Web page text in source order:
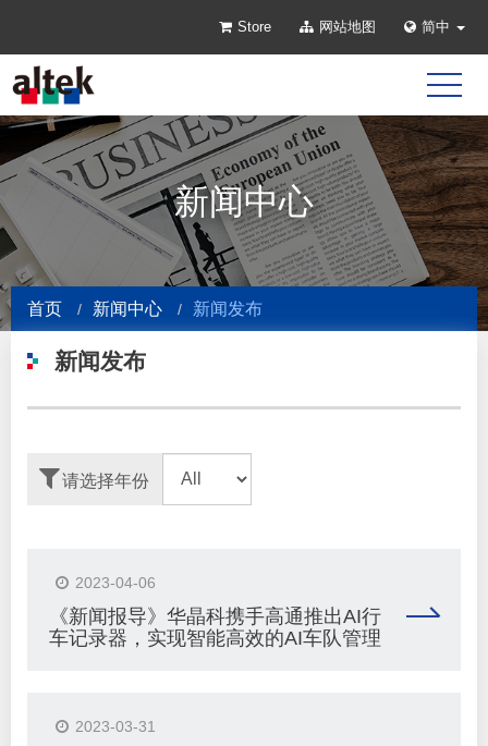
Store 网站地图 简中
新闻中心
首页 新闻中心 新闻发布
新闻发布
请选择年份
2023-04-06
​《新闻报导》华晶科携手高通推出AI行
车记录器，实现智能高效的AI车队管理
2023-03-31